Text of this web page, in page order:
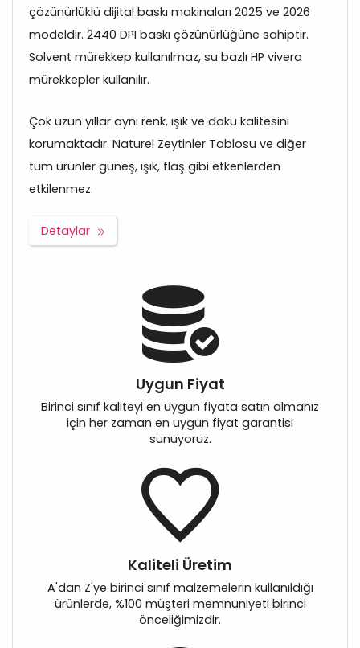
çözünürlüklü dijital baskı makinaları 2025 ve 2026
modeldir. 2440 DPI baskı çözünürlüğüne sahiptir.
Solvent mürekkep kullanılmaz, su bazlı HP vivera
mürekkepler kullanılır.
Çok uzun yıllar aynı renk, ışık ve doku kalitesini
korumaktadır. Naturel Zeytinler Tablosu ve diğer
tüm ürünler güneş, ışık, flaş gibi etkenlerden
etkilenmez.
Detaylar
Uygun Fiyat
Birinci sınıf kaliteyi en uygun fiyata satın almanız
için her zaman en uygun fiyat garantisi
sunuyoruz.
Kaliteli Üretim
A'dan Z'ye birinci sınıf malzemelerin kullanıldığı
ürünlerde, %100 müşteri memnuniyeti birinci
önceliğimizdir.